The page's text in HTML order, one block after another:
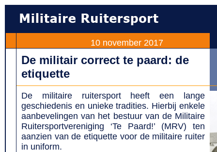
10 november 2017
De militair correct te paard: de
etiquette
De militaire ruitersport heeft een lange
geschiedenis en unieke tradities. Hierbij enkele
aanbevelingen van het bestuur van de Militaire
Ruitersportvereniging ‘Te Paard!’ (MRV) ten
aanzien van de etiquette voor de militaire ruiter
in uniform.